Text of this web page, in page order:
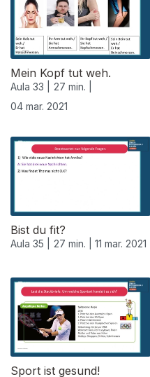
Mein Kopf tut weh.
Aula 33 |
27 min. |
04 mar. 2021
Bist du fit?
Aula 35 | 27 min. | 11 mar. 2021
530874
Sport ist gesund!